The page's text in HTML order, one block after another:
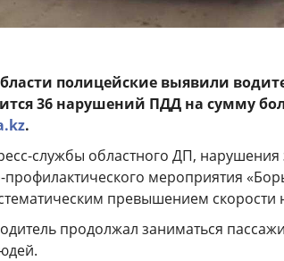
полицейские выявили
36 нарушений ПДД на сумму
.
службы областного ДП, нарушения
мероприятия
превышением скорости
продолжал заниматься